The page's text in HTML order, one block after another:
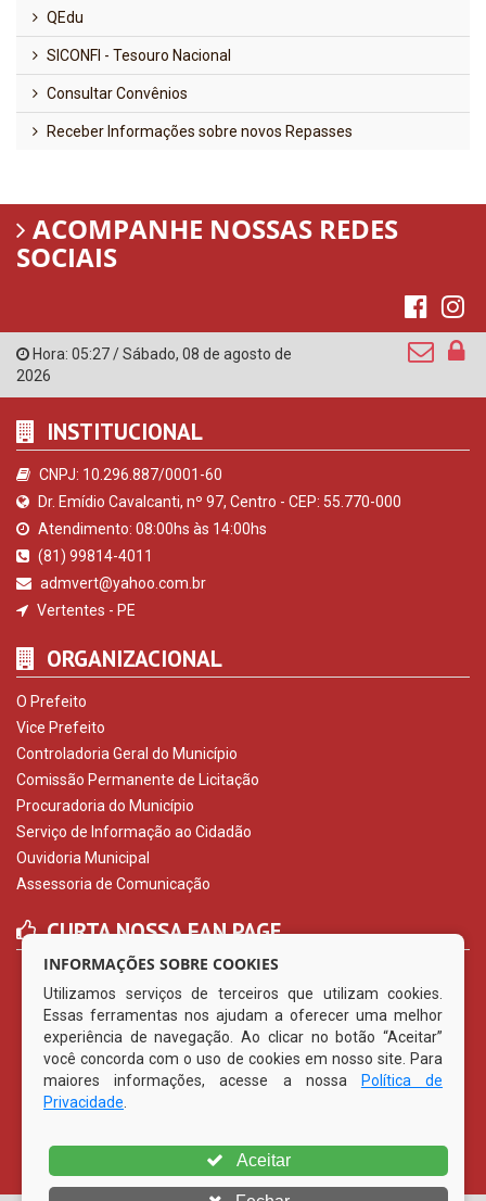
QEdu
SICONFI - Tesouro Nacional
Consultar Convênios
Receber Informações sobre novos Repasses
ACOMPANHE NOSSAS REDES
SOCIAIS
Hora: 05:27/Sábado, 08 de agosto de
2026
INSTITUCIONAL
CNPJ: 10.296.887/0001-60
Dr. Emídio Cavalcanti, nº 97, Centro - CEP: 55.770-000
Atendimento: 08:00hs às 14:00hs
(81) 99814-4011
admvert@yahoo.com.br
Vertentes - PE
ORGANIZACIONAL
O Prefeito
Vice Prefeito
Controladoria Geral do Município
Comissão Permanente de Licitação
Procuradoria do Município
Serviço de Informação ao Cidadão
Ouvidoria Municipal
Assessoria de Comunicação
CURTA NOSSA FAN PAGE
INFORMAÇÕES SOBRE COOKIES
Utilizamos serviços de terceiros que utilizam cookies.
Essas ferramentas nos ajudam a oferecer uma melhor
experiência de navegação. Ao clicar no botão “Aceitar”
você concorda com o uso de cookies em nosso site. Para
maiores informações, acesse a nossa
Política de
Privacidade
Aceitar